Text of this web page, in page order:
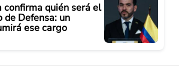
confirma quién será el
de Defensa: un
ese cargo